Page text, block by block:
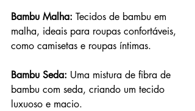
Bambu Malha: Tecidos de bambu em
malha, ideais para roupas confortáveis,
como camisetas e roupas íntimas.
Bambu Seda: Uma mistura de fibra de
bambu com seda, criando um tecido
luxuoso e macio.